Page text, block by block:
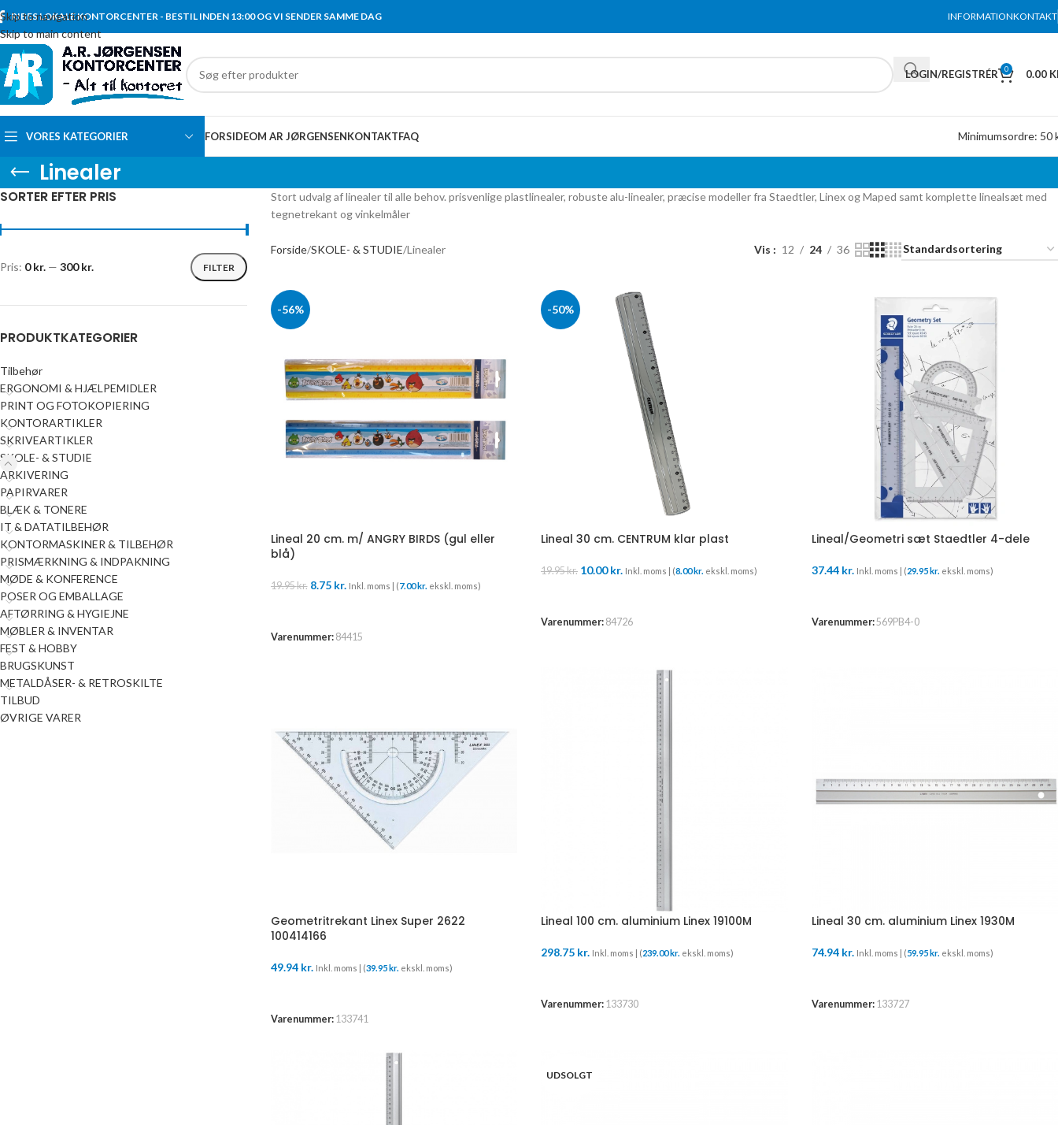
Skip to navigation
Skip to main content
RIBES LOKALE KONTORCENTER - BESTIL INDEN 13:00 OG VI SENDER SAMME DAG INFORMATIONKONTAKT
LOGIN/REGISTRÉR 0 0.00
VORES KATEGORIER FORSIDEOM AR JØRGENSENKONTAKTFAQ Minimumsordre: 50
Linealer
SORTER EFTER PRIS
FILTER
Pris: 0 kr. — 300 kr.
PRODUKTKATEGORIER
Tilbehør
ERGONOMI & HJÆLPEMIDLER
PRINT OG FOTOKOPIERING
KONTORARTIKLER
SKRIVEARTIKLER
SKOLE- & STUDIE
ARKIVERING
PAPIRVARER
BLÆK & TONERE
IT & DATATILBEHØR
KONTORMASKINER & TILBEHØR
PRISMÆRKNING & INDPAKNING
MØDE & KONFERENCE
POSER OG EMBALLAGE
AFTØRRING & HYGIEJNE
MØBLER & INVENTAR
FEST & HOBBY
BRUGSKUNST
METALDÅSER- & RETROSKILTE
TILBUD
ØVRIGE VARER
Stort udvalg af linealer til alle behov. prisvenlige plastlinealer, robuste alu-linealer, præcise modeller fra Staedtler, Linex og Maped samt komplette linealsæt med
tegnetrekant og vinkelmåler
Forside SKOLE- & STUDIE Linealer Vis 12 24 36
-56%
Lineal 20 cm. m/ ANGRY BIRDS (gul eller
blå)
19.95kr. 8.75 kr. Inkl. moms | (7.00kr. ekskl. moms)
Varenummer: 84415
-50%
Lineal 30 cm. CENTRUM klar plast
19.95kr. 10.00kr. Inkl. moms | (8.00kr. ekskl. moms)
Varenummer: 84726
Lineal/Geometri sæt Staedtler 4-dele
37.44 kr. Inkl. moms | (29.95kr. ekskl. moms)
Varenummer:569PB4-0
Geometritrekant Linex Super 2622
100414166
49.94 kr. Inkl. moms | (39.95 kr. ekskl. moms)
Varenummer: 133741
Lineal 100 cm. aluminium Linex 19100M
298.75 kr. Inkl. moms | (239.00 kr. ekskl. moms)
Varenummer: 133730
Lineal 30 cm. aluminium Linex 1930M
74.94 kr. Inkl. moms | (59.95 kr. ekskl. moms)
Varenummer: 133727
UDSOLGT